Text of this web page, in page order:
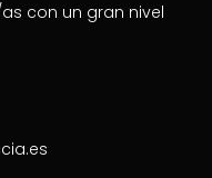
con un gran nivel